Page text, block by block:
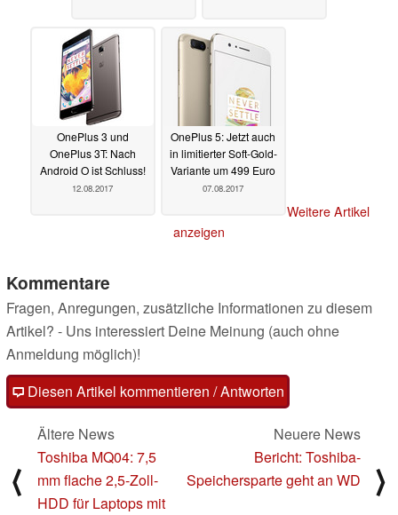
OnePlus 3 und
OnePlus 3T: Nach
Android O ist Schluss!
12.08.2017
OnePlus 5: Jetzt auch
in limitierter Soft-Gold-
Variante um 499 Euro
07.08.2017
Weitere Artikel
anzeigen
Kommentare
Fragen, Anregungen, zusätzliche Informationen zu diesem
Artikel? - Uns interessiert Deine Meinung (auch ohne
Anmeldung möglich)!
Diesen Artikel kommentieren / Antworten
⟨
Ältere News
Toshiba MQ04: 7,5
mm flache 2,5-Zoll-
HDD für Laptops mit
Neuere News
Bericht: Toshiba-
Speichersparte geht an WD
⟩